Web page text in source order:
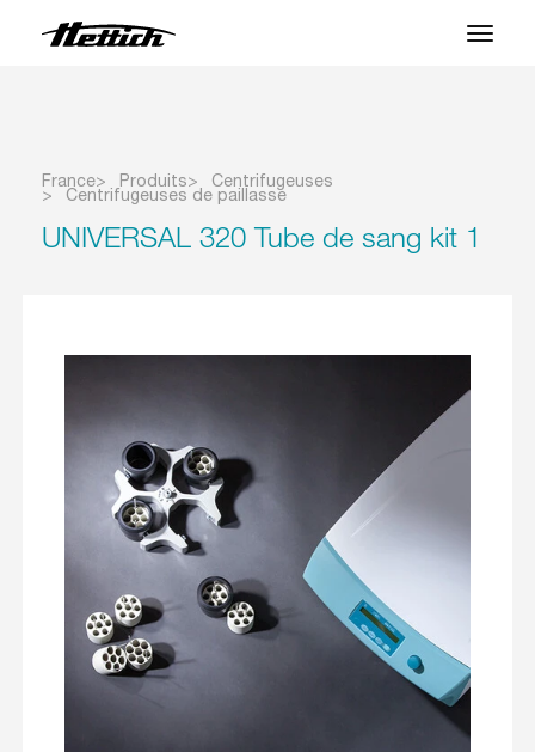
Applications
Centre SAV
Nouveautés et Evenements
Téléchargements
France Produits Centrifugeuses
Centrifugeuses de paillasse
UNIVERSAL 320 Tube de sang kit 1